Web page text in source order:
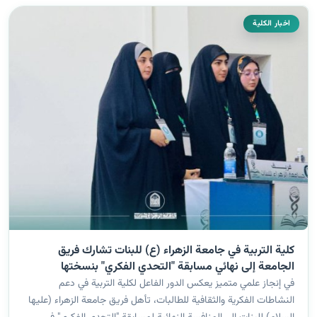
اخبار الكلية
كلية التربية في جامعة الزهراء (ع) للبنات تشارك فريق
الجامعة إلى نهائي مسابقة "التحدي الفكري" بنسختها
التاسعة
في إنجاز علمي متميز يعكس الدور الفاعل لكلية التربية في دعم
النشاطات الفكرية والثقافية للطالبات، تأهل فريق جامعة الزهراء (عليها